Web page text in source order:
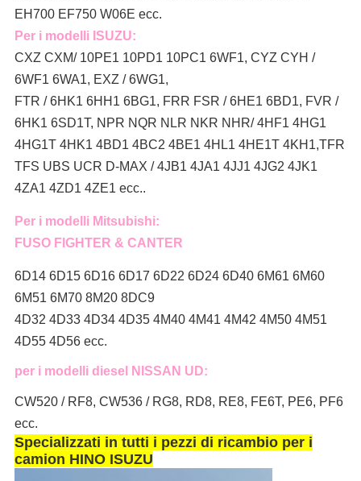
EH700 EF750 W06E ecc.
Per i modelli ISUZU:
CXZ CXM/ 10PE1 10PD1 10PC1 6WF1, CYZ CYH /
6WF1 6WA1, EXZ / 6WG1,
FTR / 6HK1 6HH1 6BG1, FRR FSR / 6HE1 6BD1, FVR /
6HK1 6SD1T, NPR NQR NLR NKR NHR/ 4HF1 4HG1
4HG1T 4HK1 4BD1 4BC2 4BE1 4HL1 4HE1T 4KH1,TFR
TFS UBS UCR D-MAX / 4JB1 4JA1 4JJ1 4JG2 4JK1
4ZA1 4ZD1 4ZE1 ecc..
Per i modelli Mitsubishi:
FUSO FIGHTER & CANTER
6D14 6D15 6D16 6D17 6D22 6D24 6D40 6M61 6M60
6M51 6M70 8M20 8DC9
4D32 4D33 4D34 4D35 4M40 4M41 4M42 4M50 4M51
4D55 4D56 ecc.
per i modelli diesel NISSAN UD:
CW520 / RF8, CW536 / RG8, RD8, RE8, FE6T, PE6, PF6
ecc.
Specializzati in tutti i pezzi di ricambio per i
camion HINO ISUZU